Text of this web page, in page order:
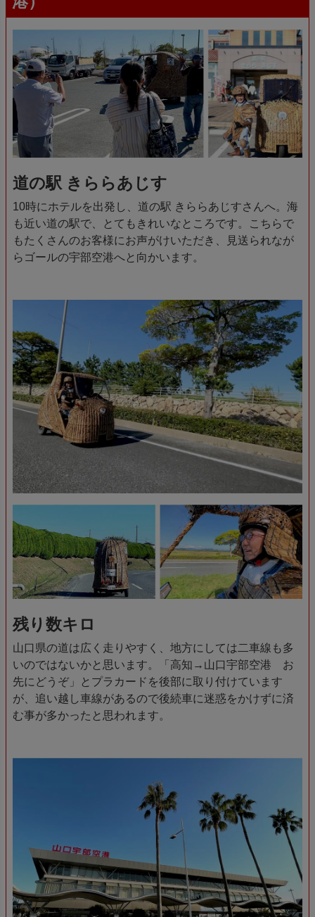
道の駅 きららあじす
10時にホテルを出発し、道の駅 きららあじすさんへ。海
も近い道の駅で、とてもきれいなところです。こちらで
もたくさんのお客様にお声がけいただき、見送られなが
らゴールの宇部空港へと向かいます。
残り数キロ
山口県の道は広く走りやすく、地方にしては二車線も多
いのではないかと思います。「高知→山口宇部空港 お
先にどうぞ」とプラカードを後部に取り付けています
が、追い越し車線があるので後続車に迷惑をかけずに済
む事が多かったと思われます。